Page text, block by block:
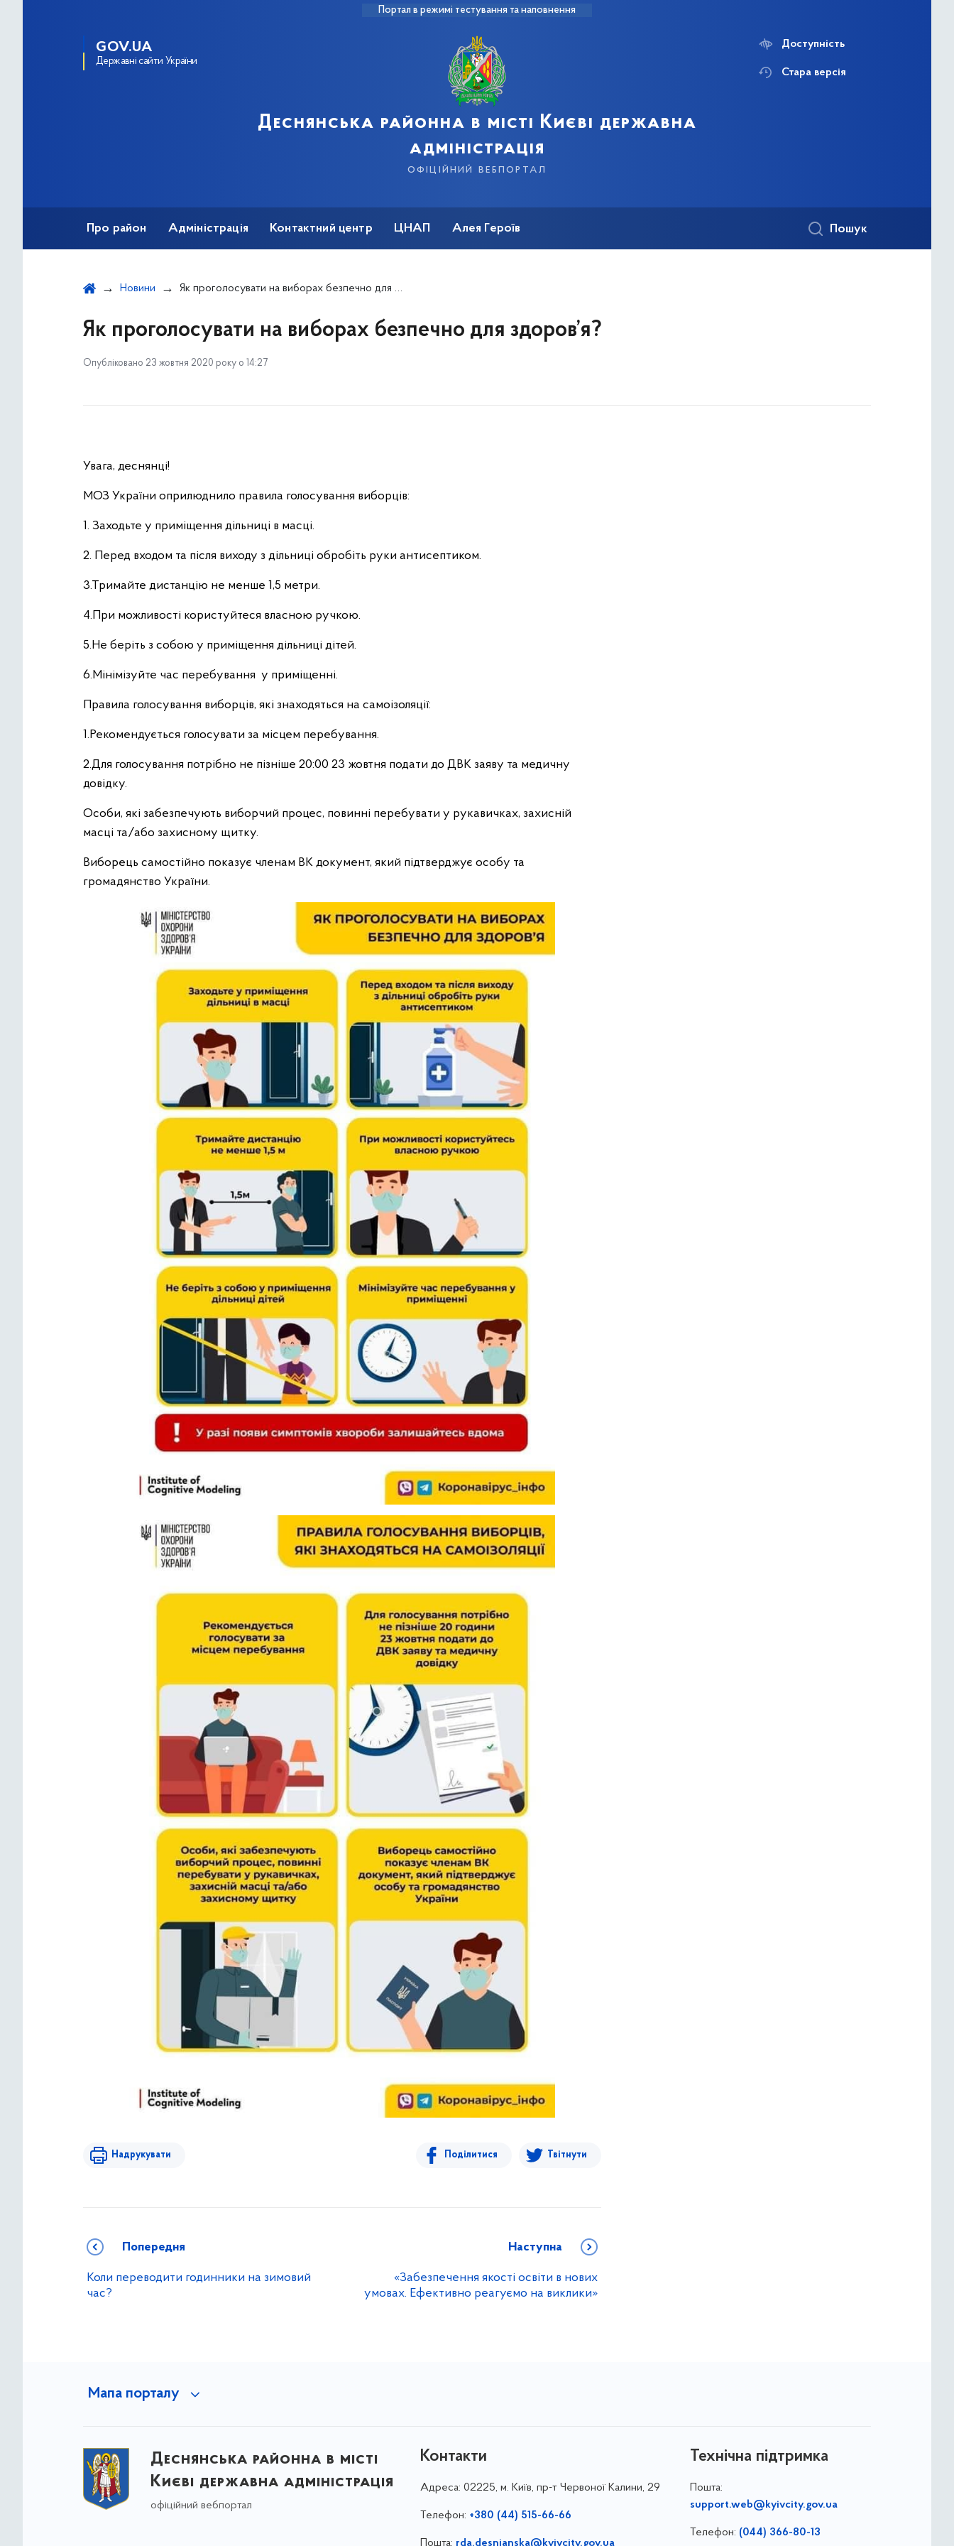
Портал в режимі тестування та наповнення
GOV.UA
Державні сайти України
Деснянська районна в місті Києві державна
адміністрація
офіційний вебпортал
Доступність
Стара версія
Про район Адміністрація Контактний центр ЦНАП Алея Героїв Пошук
Новини Як проголосувати на виборах безпечно для здоров’я?
Як проголосувати на виборах безпечно для здоров’я?
Опубліковано 23 жовтня 2020 року о 14:27
Увага, деснянці!
МОЗ України оприлюднило правила голосування виборців:
1. Заходьте у приміщення дільниці в масці.
2. Перед входом та після виходу з дільниці обробіть руки антисептиком.
3.Тримайте дистанцію не менше 1,5 метри.
4.При можливості користуйтеся власною ручкою.
5.Не беріть з собою у приміщення дільниці дітей.
6.Мінімізуйте час перебування у приміщенні.
Правила голосування виборців, які знаходяться на самоізоляції:
1.Рекомендується голосувати за місцем перебування.
2.Для голосування потрібно не пізніше 20:00 23 жовтня подати до ДВК заяву та медичну
довідку.
Особи, які забезпечують виборчий процес, повинні перебувати у рукавичках, захисній
масці та/або захисному щитку.
Виборець самостійно показує членам ВК документ, який підтверджує особу та
громадянство України.
Надрукувати Поділитися Твітнути
Попередня
Коли переводити годинники на зимовий
час?
Наступна
«Забезпечення якості освіти в нових
умовах. Ефективно реагуємо на виклики»
Мапа порталу
Деснянська районна в місті
Києві державна адміністрація
офіційний вебпортал
Контакти
Адреса: 02225, м. Київ, пр-т Червоної Калини, 29
Телефон: +380 (44) 515-66-66
Пошта: rda.desnianska@kyivcity.gov.ua
Технічна підтримка
Пошта:
support.web@kyivcity.gov.ua
Телефон: (044) 366-80-13